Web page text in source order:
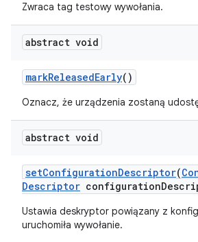
Zwraca tag testowy wywołania.
abstract void
markReleasedEarly()
Oznacz, że urządzenia zostaną
abstract void
setConfigurationDescriptor(
Descriptor configuration
Ustawia deskryptor powiązany z
uruchomiła wywołanie.